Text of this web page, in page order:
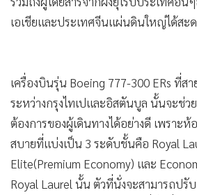
เอเชียและประเทศจีนแผ่นดินใหญ่ได้สะ
เครื่องบินรุ่น Boeing 777-300 ERs ที่ส
ระหว่างกรุงไทเปและอิสตันบูล นั้นจะช่ว
ต้องการของผู้เดินทางได้อย่างดี เพราะห้
สบายที่แบ่งเป็น 3 ระดับชั้นคือ Royal
Elite(Premium Economy) และ
Royal Laurel นั้น ตัวที่นั่งจะสามารถปรั